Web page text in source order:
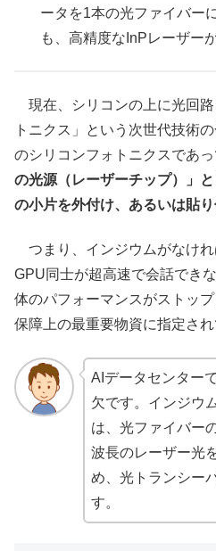
ータを1本の光ファイバー
も、高精度なInPレーザー
現在、シリコンの上に光回
トニクス」という次世代技術
のシリコンフォトニクスであっ
の光源（レーザーチップ）」
の小片を外付け、あるいは貼
つまり、インジウムがなけ
GPU同士が超高速で会話でき
体のパフォーマンスがストッ
保障上の最重要物資に指定され
AIデータセンター
欠です。インジウ
は、光ファイバー
波長のレーザー光
め、光トランシー
す。